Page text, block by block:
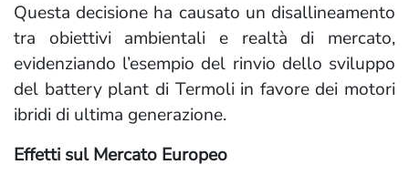
Questa decisione ha causato un disallineamento
tra obiettivi ambientali e realtà di mercato,
evidenziando l’esempio del rinvio dello sviluppo
del battery plant di Termoli in favore dei motori
ibridi di ultima generazione.
Effetti sul Mercato Europeo